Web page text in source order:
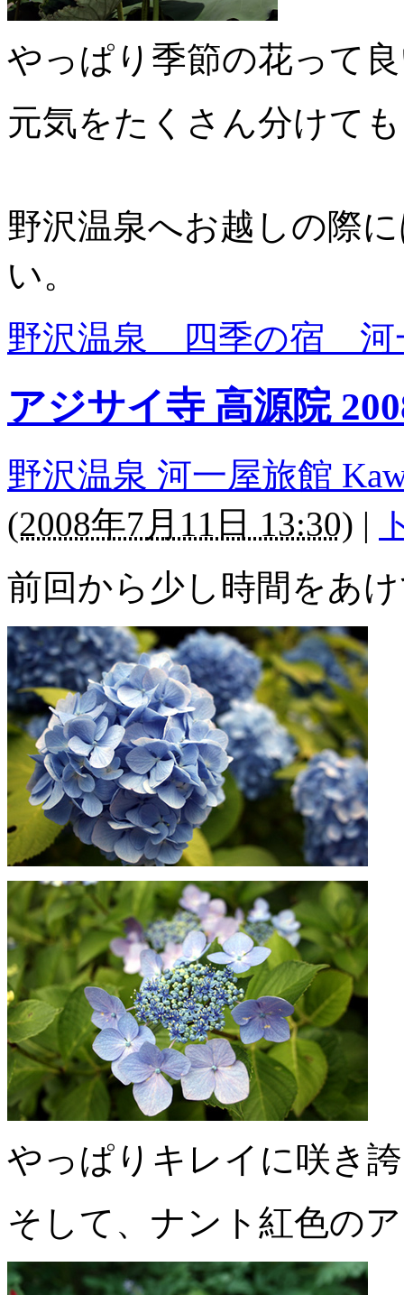
やっぱり季節の花って
元気をたくさん分けて
野沢温泉へお越しの際
い。
野沢温泉 四季の宿 河
アジサイ寺 高源院
野沢温泉 河一屋旅館
(2008年7月11日 13:30) |
前回から少し時間をあ
やっぱりキレイに咲き
そして、ナント紅色の